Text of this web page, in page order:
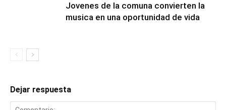
Jovenes de la comuna convierten la
musica en una oportunidad de vida
Dejar respuesta